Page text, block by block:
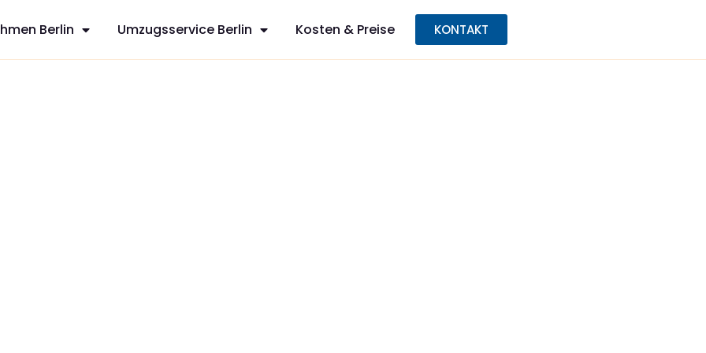
Berlin Umzugsservice Berlin Kosten & Preise KONTAKT